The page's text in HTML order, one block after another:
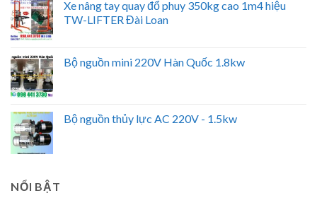
Xe nâng tay quay đổ phuy 350kg cao 1m4 hiệu
TW-LIFTER Đài Loan
Bộ nguồn mini 220V Hàn Quốc 1.8kw
Bộ nguồn thủy lực AC 220V - 1.5kw
NỔI BẬT